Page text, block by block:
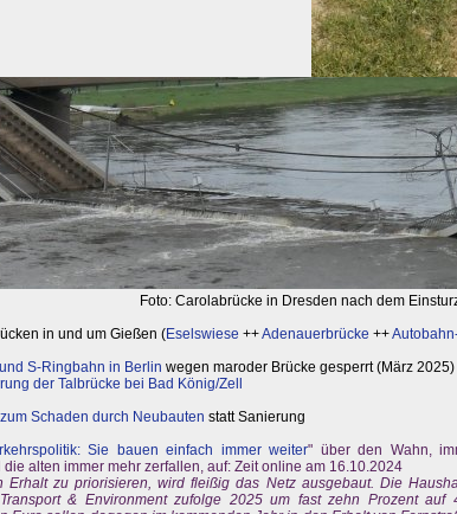
Foto: Carolabrücke in Dresden nach dem
in und um Gießen (Eselswiese ++Adenauerbrücke ++
S-Ringbahn in Berlin wegen maroder Brücke gesperrt (März 2025)
der Talbrücke bei Bad König/Zell
Schaden durch Neubauten statt Sanierung
Sie bauen einfach immer weiter" über den Wahn,
die alten immer mehr zerfallen, auf: Zeit online am 16.10.2024
Erhalt zu priorisieren, wird fleißig das Netz ausgebaut. Die
& Environment zufolge 2025 um fast zehn Prozent auf